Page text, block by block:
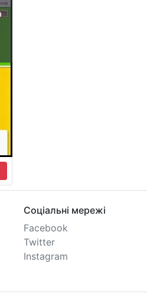
Соціальні мережі
Facebook
Twitter
Instagram